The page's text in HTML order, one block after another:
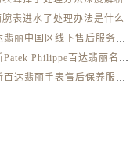
内蒙古自治区通辽市科尔沁区明仁大街百达翡丽售后服务中心（需提前预约）
内蒙古自治区乌海市海勃湾区人民南路百达翡丽售后服务中心（需提前预约）
腕表进水了处理办法是什么
2026百达翡丽中国区线下售后服务网点升级优化公告（最新电话及地址）
2026最新Patek Philippe百达翡丽名表售后维修服务中心地址考察报告
2026最新百达翡丽手表售后保养服务中心地址调研报告